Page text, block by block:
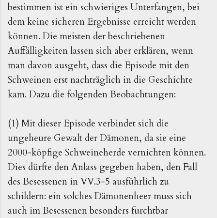
bestimmen ist ein schwieriges Unterfangen, bei
dem keine sicheren Ergebnisse erreicht werden
können. Die meisten der beschriebenen
Auffälligkeiten lassen sich aber erklären, wenn
man davon ausgeht, dass die Episode mit den
Schweinen erst nachträglich in die Geschichte
kam. Dazu die folgenden Beobachtungen:
(1) Mit dieser Episode verbindet sich die
ungeheure Gewalt der Dämonen, da sie eine
2000-köpfige Schweineherde vernichten können.
Dies dürfte den Anlass gegeben haben, den Fall
des Besessenen in VV.3-5 ausführlich zu
schildern: ein solches Dämonenheer muss sich
auch im Besessenen besonders furchtbar